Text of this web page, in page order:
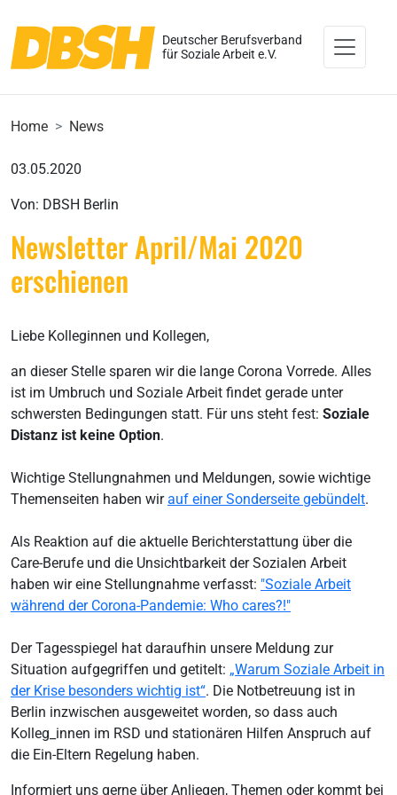
Deutscher Berufsverband
für Soziale Arbeit e.V.
Home News
03.05.2020
Von: DBSH Berlin
Newsletter April/Mai 2020
erschienen
Liebe Kolleginnen und Kollegen,
an dieser Stelle sparen wir die lange Corona Vorrede. Alles
ist im Umbruch und Soziale Arbeit findet gerade unter
schwersten Bedingungen statt. Für uns steht fest: Soziale
Distanz ist keine Option.
Wichtige Stellungnahmen und Meldungen, sowie wichtige
Themenseiten haben wirauf einer Sonderseite gebündelt.
Als Reaktion auf die aktuelle Berichterstattung über die
Care-Berufe und die Unsichtbarkeit der Sozialen Arbeit
haben wir eine Stellungnahme verfasst: "Soziale Arbeit
während der Corona-Pandemie: Who cares?!"
Der Tagesspiegel hat daraufhin unsere Meldung zur
Situation aufgegriffen und getitelt: „Warum Soziale Arbeit in
der Krise besonders wichtig ist“. Die Notbetreuung ist in
Berlin inzwischen ausgeweitet worden, so dass auch
Kolleg_innen im RSD und stationären Hilfen Anspruch auf
die Ein-Eltern Regelung haben.
Informiert uns gerne über Anliegen, Themen oder kommt bei